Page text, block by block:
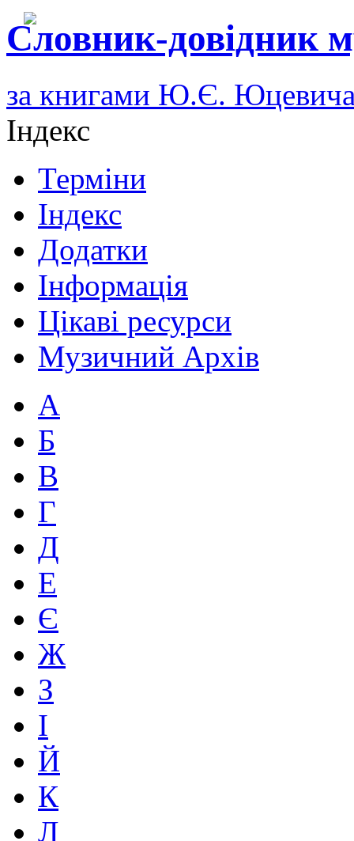
Словник-довідник
за книгами Ю.Є.
Індекс
Терміни
Індекс
Додатки
Інформація
Цікаві ресурси
Музичний Архів
А
Б
В
Г
Д
Е
Є
Ж
З
І
Й
К
Л